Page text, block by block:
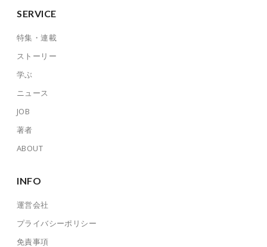
SERVICE
特集・連載
ストーリー
学ぶ
ニュース
JOB
著者
ABOUT
INFO
運営会社
プライバシーポリシー
免責事項